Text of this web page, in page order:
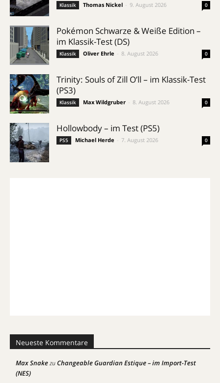
Klassik Thomas Nickel 9. August 2026 0
Pokémon Schwarze & Weiße Edition –
im Klassik-Test (DS)
Klassik Oliver Ehrle 8. August 2026 0
Trinity: Souls of Zill O’ll – im Klassik-Test
(PS3)
Klassik Max Wildgruber 8. August 2026 0
Hollowbody – im Test (PS5)
PS5 Michael Herde 7. August 2026 0
Neueste Kommentare
Max SnakezuChangeable Guardian Estique – im Import-Test
(NES)